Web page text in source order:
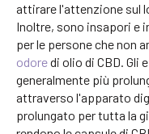
attirare l'attenzione sul
Inoltre, sono insapori e
per le persone che non
odoredi olio di CBD. Gli
generalmente più
attraverso l'apparato
prolungato per tutta la